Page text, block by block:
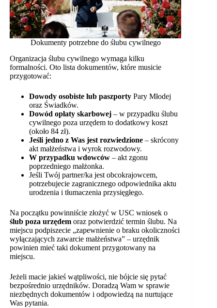
Dokumenty potrzebne do ślubu cywilnego
Organizacja ślubu cywilnego wymaga kilku
formalności. Oto lista dokumentów, które musicie
przygotować:
Dowody osobiste lub paszporty Pary Młodej
oraz Świadków.
Dowód opłaty skarbowej – w przypadku ślubu
cywilnego poza urzędem to dodatkowy koszt
(około 84 zł).
Jeśli jedno z Was jest rozwiedzione – skrócony
akt małżeństwa i wyrok rozwodowy.
W przypadku wdowców – akt zgonu
poprzedniego małżonka.
Jeśli Twój partner/ka jest obcokrajowcem,
potrzebujecie zagranicznego odpowiednika aktu
urodzenia i tłumaczenia przysięgłego.
Na początku powinniście złożyć w USC wniosek o
ślub poza urzędem oraz potwierdzić termin ślubu. Na
miejscu podpiszecie „zapewnienie o braku okoliczności
wyłączających zawarcie małżeństwa” – urzędnik
powinien mieć taki dokument przygotowany na
miejscu.
Jeżeli macie jakieś wątpliwości, nie bójcie się pytać
bezpośrednio urzędników. Doradzą Wam w sprawie
niezbędnych dokumentów i odpowiedzą na nurtujące
Was pytania.